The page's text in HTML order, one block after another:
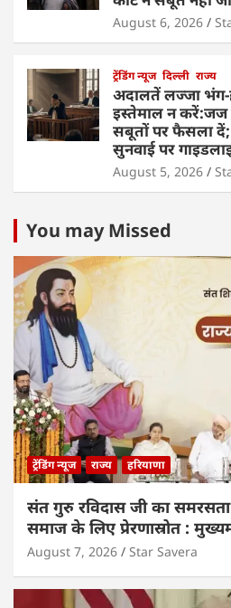
August 6, 2026
ट्रेंडिंग न्यूज दिल्ली राज्य
अदालतें लज्जा
इस्तेमाल न करें:जज
सबूतों पर फैसला दें;
सुनवाई पर
August 5, 2026
You may Missed
ट्रेंडिंग न्यूज राज्य हरियाणा
संत गुरु रविदास जी का
समाज के लिए प्रेरणास्रोत :
August 7, 2026 Star Savera